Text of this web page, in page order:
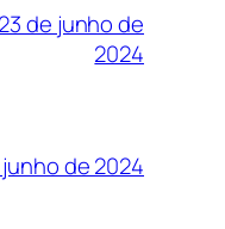
23 de junho de
2024
junho de 2024